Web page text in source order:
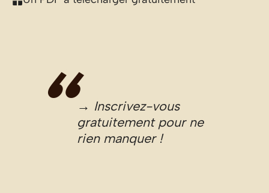
→ Inscrivez-vous
gratuitement pour ne
rien manquer !